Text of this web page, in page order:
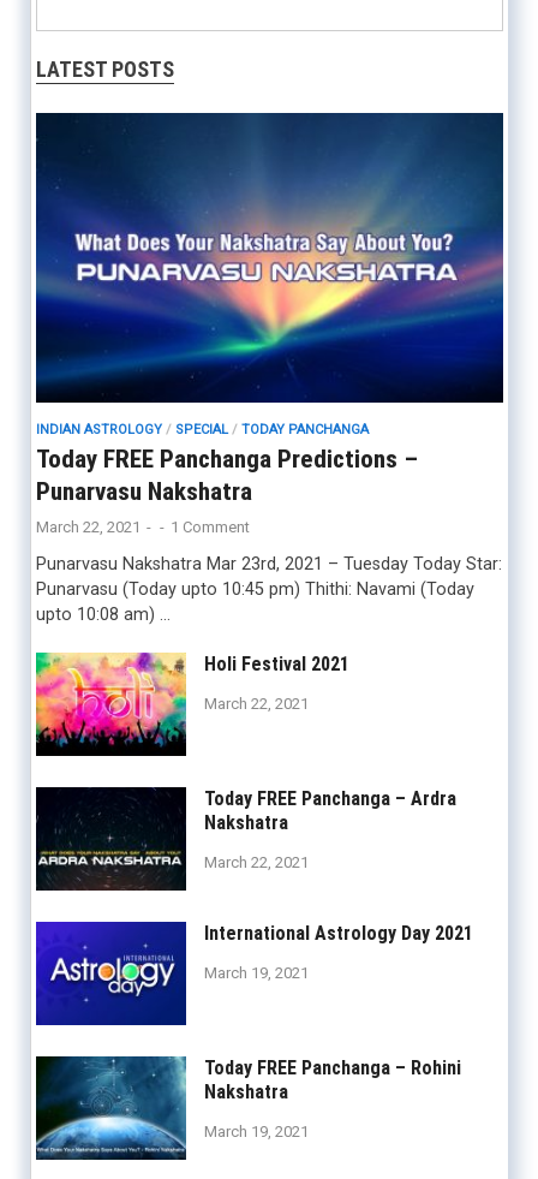
LATEST POSTS
INDIAN ASTROLOGY/ SPECIAL/ TODAY PANCHANGA
Today FREE Panchanga Predictions –
Punarvasu Nakshatra
March 22, 2021 - - 1 Comment
Punarvasu Nakshatra Mar 23rd, 2021 – Tuesday Today Star:
Punarvasu (Today upto 10:45 pm) Thithi: Navami (Today
upto 10:08 am) …
Holi Festival 2021
March 22, 2021
Today FREE Panchanga – Ardra
Nakshatra
March 22, 2021
International Astrology Day 2021
March 19, 2021
Today FREE Panchanga – Rohini
Nakshatra
March 19, 2021